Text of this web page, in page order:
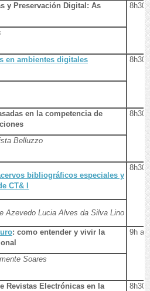
y Preservación Digital: As
8h30
en ambientes digitales 8h30
en la competencia de
8h30
Belluzzo
bibliográficos especiales y
CT& I
8h30
Azevedo Lucia Alves da Silva Lino
: como entender y vivir la
9h a
Soares
Revistas Electrónicas en la
8h30